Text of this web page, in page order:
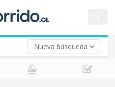
Nueva búsqueda